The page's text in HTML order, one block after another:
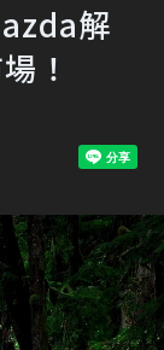
解
！